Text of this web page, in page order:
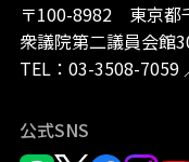
〒100-8982 東京都
衆議院第二議員会館
TEL： 03-3508-7059
公式SNS